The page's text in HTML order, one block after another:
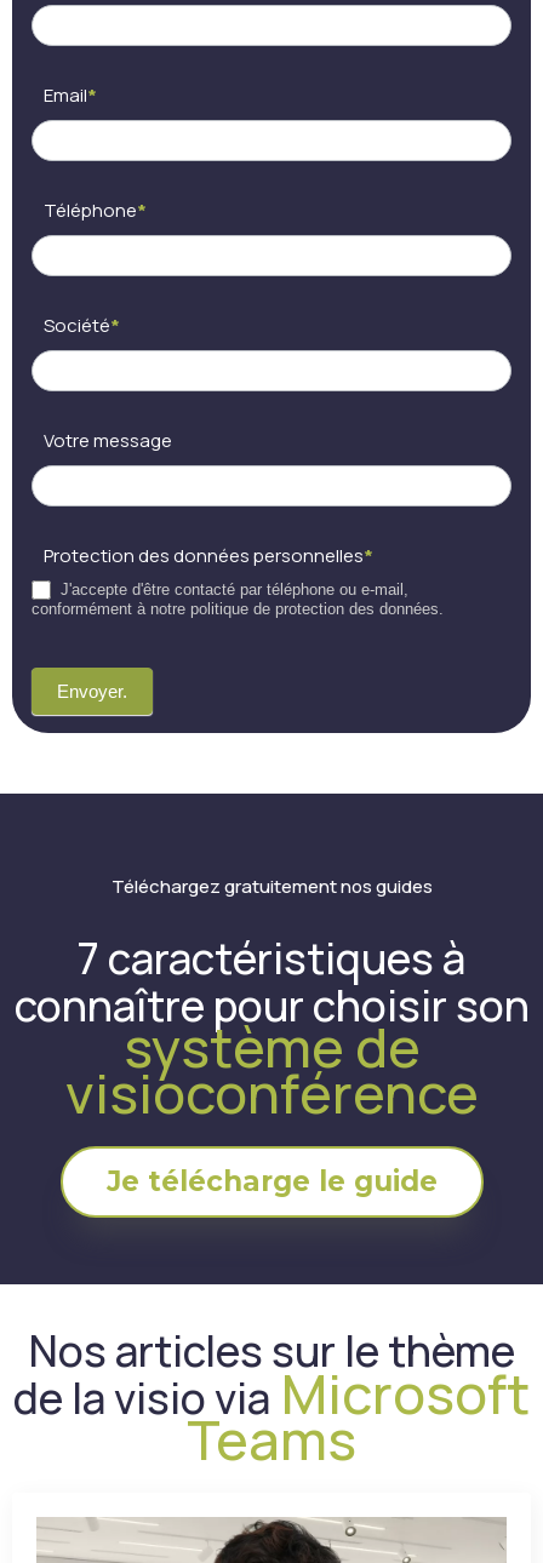
Email*
Téléphone*
Société*
Votre message
Protection des données personnelles*
J'accepte d'être contacté par téléphone ou e-mail,
conformément à notre politique de protection des données.
pas
ce
Envoyer.
Téléchargez gratuitement nos guides
7 caractéristiques à
connaître pour choisir son
système de
visioconférence
Je télécharge le guide
Nos articles sur le thème
de la visio via Microsoft
Teams